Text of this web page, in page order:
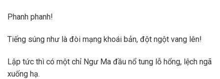
Phanh phanh!
Tiếng súng như là đòi mạng khoái bản, đột ngột vang lên!
Lập tức thì có một chỉ Ngư Ma đầu nổ tung lỗ hổng, lệch ngã
xuống hạ.